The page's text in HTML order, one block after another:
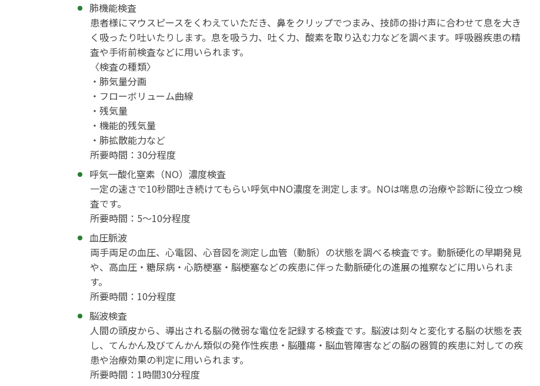
肺機能検査
患者様にマウスピースをくわえていただき、鼻をクリップでつまみ、技師の掛け声に合わせて息を大き
く吸ったり吐いたりします。息を吸う力、吐く力、酸素を取り込む力などを調べます。呼吸器疾患の精
査や手術前検査などに用いられます。
〈検査の種類〉
・肺気量分画
・フローボリューム曲線
・残気量
・機能的残気量
・肺拡散能力など
所要時間：30分程度
呼気一酸化窒素（NO）濃度検査
一定の速さで10秒間吐き続けてもらい呼気中NO濃度を測定します。NOは喘息の治療や診断に役立つ検
査です。
所要時間：5～10分程度
血圧脈波
両手両足の血圧、心電図、心音図を測定し血管（動脈）の状態を調べる検査です。動脈硬化の早期発見
や、高血圧・糖尿病・心筋梗塞・脳梗塞などの疾患に伴った動脈硬化の進展の推察などに用いられま
す。
所要時間：10分程度
脳波検査
人間の頭皮から、導出される脳の微弱な電位を記録する検査です。脳波は刻々と変化する脳の状態を表
し、てんかん及びてんかん類似の発作性疾患・脳腫瘍・脳血管障害などの脳の器質的疾患に対しての疾
患や治療効果の判定に用いられます。
所要時間：1時間30分程度